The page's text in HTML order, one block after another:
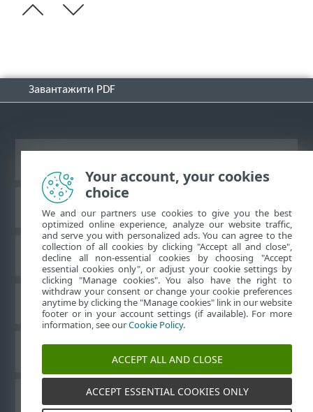
Завантажити PDF
База знань ESET
Форум ESET
Регіональна підтримка
Посібники користувача ESET
Your account, your cookies
choice
We and our partners use cookies to give you the best
optimized online experience, analyze our website traffic,
and serve you with personalized ads. You can agree to the
collection of all cookies by clicking "Accept all and close",
decline all non-essential cookies by choosing "Accept
essential cookies only", or adjust your cookie settings by
clicking "Manage cookies". You also have the right to
withdraw your consent or change your cookie preferences
anytime by clicking the "Manage cookies" link in our website
footer or in your account settings (if available). For more
information, see ourCookie Policy.
ACCEPT ALL AND CLOSE
ACCEPT ESSENTIAL COOKIES ONLY